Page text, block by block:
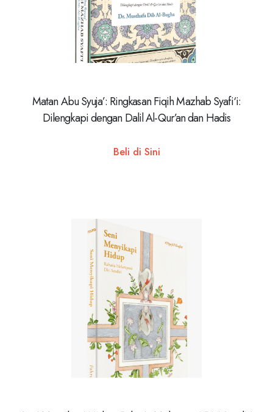
Matan Abu Syuja’: Ringkasan Fiqih Mazhab Syafi‘i:
Dilengkapi dengan Dalil Al-Qur’an dan Hadis
Beli di Sini